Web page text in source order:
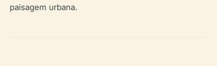
paisagem urbana.